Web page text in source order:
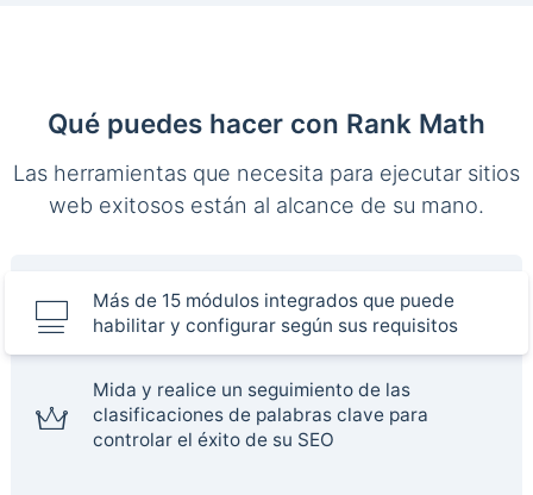
Qué puedes hacer con Rank Math
Las herramientas que necesita para ejecutar sitios
web exitosos están al alcance de su mano.
Más de 15 módulos integrados que puede
habilitar y configurar según sus requisitos
Mida y realice un seguimiento de las
clasificaciones de palabras clave para
controlar el éxito de su SEO